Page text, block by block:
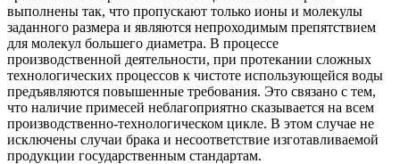
выполнены так, что пропускают только ионы и молекулы
заданного размера и являются непроходимым препятствием
для молекул большего диаметра. В процессе
производственной деятельности, при протекании сложных
технологических процессов к чистоте использующейся воды
предъявляются повышенные требования. Это связано с тем,
что наличие примесей неблагоприятно сказывается на всем
производственно-технологическом цикле. В этом случае не
исключены случаи брака и несоответствие изготавливаемой
продукции государственным стандартам.